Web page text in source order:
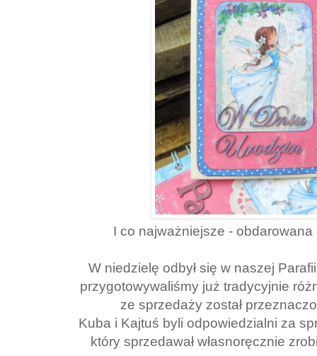
I co najważniejsze -
W niedzielę odbył się w naszej
przygotowywaliśmy już tradycyjnie
ze sprzedaży został
Kuba i Kajtuś byli odpowiedzialni za
który sprzedawał własnoręcznie